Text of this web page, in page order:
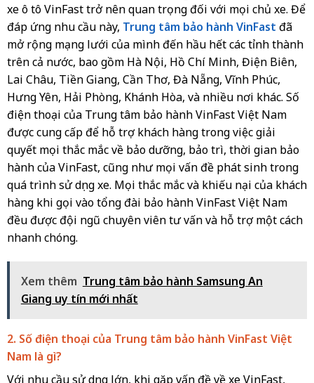
xe ô tô VinFast trở nên quan trọng đối với mọi chủ xe. Để
đáp ứng nhu cầu này, Trung tâm bảo hành VinFast đã
mở rộng mạng lưới của mình đến hầu hết các tỉnh thành
trên cả nước, bao gồm Hà Nội, Hồ Chí Minh, Điện Biên,
Lai Châu, Tiền Giang, Cần Thơ, Đà Nẵng, Vĩnh Phúc,
Hưng Yên, Hải Phòng, Khánh Hòa, và nhiều nơi khác. Số
điện thoại của Trung tâm bảo hành VinFast Việt Nam
được cung cấp để hỗ trợ khách hàng trong việc giải
quyết mọi thắc mắc về bảo dưỡng, bảo trì, thời gian bảo
hành của VinFast, cũng như mọi vấn đề phát sinh trong
quá trình sử dụng xe. Mọi thắc mắc và khiếu nại của khách
hàng khi gọi vào tổng đài bảo hành VinFast Việt Nam
đều được đội ngũ chuyên viên tư vấn và hỗ trợ một cách
nhanh chóng.
Xem thêm Trung tâm bảo hành Samsung An
Giang uy tín mới nhất
2. Số điện thoại của Trung tâm bảo hành VinFast Việt
Nam là gì?
Với nhu cầu sử dụng lớn, khi gặp vấn đề về xe VinFast,